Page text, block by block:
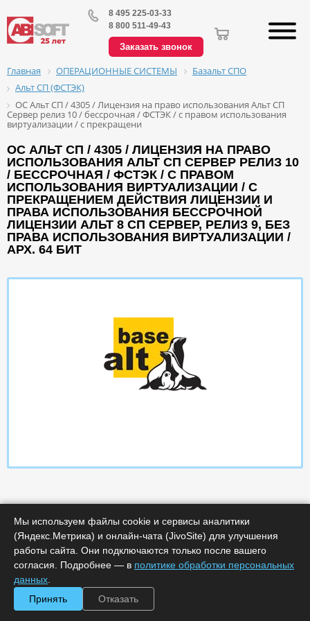
8 495 225-03-33
8 800 511-49-43
Заказать звонок
Главная ОПЕРАЦИОННЫЕ СИСТЕМЫ
Базальт СПО
Альт СП (ФСТЭК)
ОС Альт СП / 4305 / Лицензия на право использования Альт СП
Сервер релиз 10 / бессрочная / ФСТЭК / с правом использования
виртуализации / с прекращени
ОС АЛЬТ СП / 4305 / ЛИЦЕНЗИЯ НА ПРАВО
ИСПОЛЬЗОВАНИЯ АЛЬТ СП СЕРВЕР РЕЛИЗ 10
/ БЕССРОЧНАЯ / ФСТЭК / С ПРАВОМ
ИСПОЛЬЗОВАНИЯ ВИРТУАЛИЗАЦИИ / С
ПРЕКРАЩЕНИЕМ ДЕЙСТВИЯ ЛИЦЕНЗИИ И
ПРАВА ИСПОЛЬЗОВАНИЯ БЕССРОЧНОЙ
ЛИЦЕНЗИИ АЛЬТ 8 СП СЕРВЕР, РЕЛИЗ 9, БЕЗ
ПРАВА ИСПОЛЬЗОВАНИЯ ВИРТУАЛИЗАЦИИ /
АРХ. 64 БИТ
Характеристики
Срок поставки, дней :
Минимальное количество лицензий :
Мы используем файлы cookie и сервисы аналитики
(Яндекс.Метрика) и онлайн-чата (JivoSite) для улучшения
работы сайта. Они подключаются только после вашего
согласия. Подробнее — в политике обработки персональных
данных
Принять
Отказать